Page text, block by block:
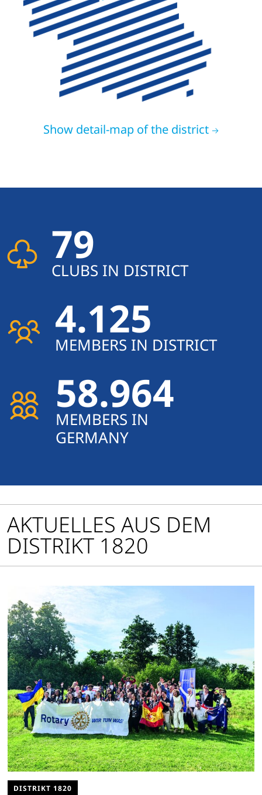
Show detail-map of the district
79
CLUBS IN DISTRICT
4.125
MEMBERS IN DISTRICT
58.964
MEMBERS IN
GERMANY
AKTUELLES AUS DEM
DISTRIKT 1820
DISTRIKT 1820